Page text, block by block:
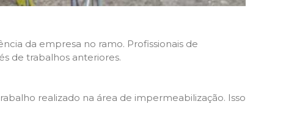
da empresa no ramo. Profissionais de
de trabalhos anteriores.
realizado na área de impermeabilização. Isso